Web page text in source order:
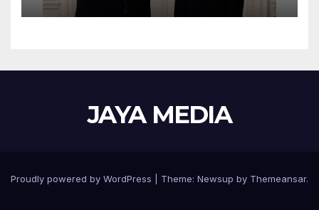
JAYA MEDIA
Proudly powered by WordPress Theme: Newsup by Themeansar.